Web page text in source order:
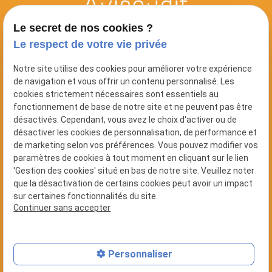
NOUS RETROUVER
10 Rue Alfred Nobel
44700 ORVAULT
NOUS CONTACTER
02 78 77 14 59
NUMÉRO SIRET
53309049400030
LIENS UTILES
Mentions légales
Politique de confidentialité
Le secret de nos cookies ?
Le respect de votre vie privée
Notre site utilise des cookies pour améliorer votre expérience
de navigation et vous offrir un contenu personnalisé. Les
cookies strictement nécessaires sont essentiels au
fonctionnement de base de notre site et ne peuvent pas être
désactivés. Cependant, vous avez le choix d'activer ou de
désactiver les cookies de personnalisation, de performance et
de marketing selon vos préférences. Vous pouvez modifier vos
paramètres de cookies à tout moment en cliquant sur le lien
'Gestion des cookies' situé en bas de notre site. Veuillez noter
que la désactivation de certains cookies peut avoir un impact
sur certaines fonctionnalités du site.
Continuer sans accepter
Personnaliser